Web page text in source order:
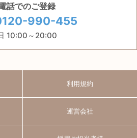
話でのご登録
990-455
10:00～20:00
利用規約
運営会社